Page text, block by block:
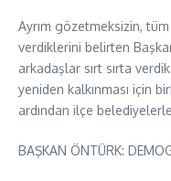
Ayrım gözetmeksizin,
verdiklerini belirten
arkadaşlar sırt sırta
yeniden kalkınması için
ardından ilçe
BAŞKAN ÖNTÜRK: